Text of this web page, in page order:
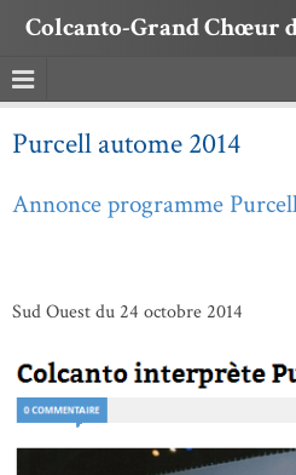
Colcanto-Grand Chœur
Purcell autome 2014
Annonce programme
Sud Ouest du 24 octobre 2014